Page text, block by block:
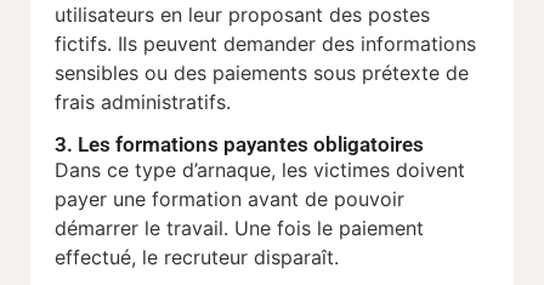
utilisateurs en leur proposant des postes
fictifs. Ils peuvent demander des informations
sensibles ou des paiements sous prétexte de
frais administratifs.
3. Les formations payantes obligatoires
Dans ce type d’arnaque, les victimes doivent
payer une formation avant de pouvoir
démarrer le travail. Une fois le paiement
effectué, le recruteur disparaît.